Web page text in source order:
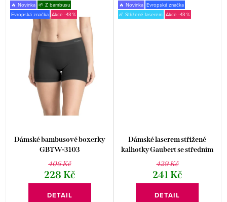
🔥 Novinka 🌱 Z bambusu
Evropská značka
-43 %
Dámské bambusové boxerky
GBTW-3103
406 Kč
228 Kč
DETAIL
🔥 Novinka Evropská značka
☄️ Střižené laserem
-43 %
Dámské laserem střižené
kalhotky Gaubert se středním
pasem GBTW-951
429 Kč
241 Kč
DETAIL